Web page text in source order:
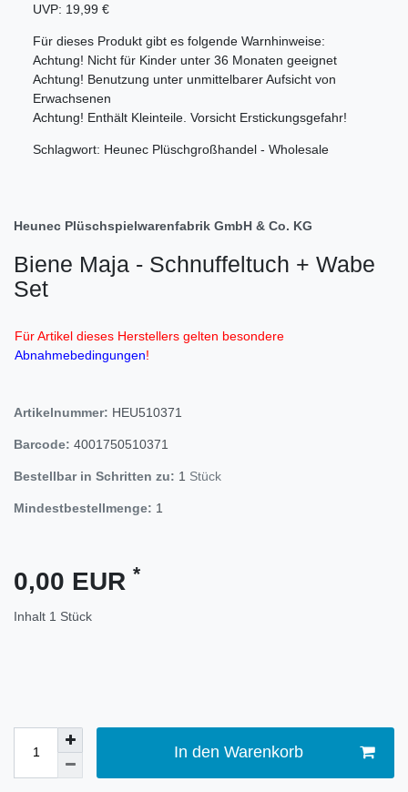
UVP: 19,99 €
Für dieses Produkt gibt es folgende Warnhinweise:
Achtung! Nicht für Kinder unter 36 Monaten geeignet
Achtung! Benutzung unter unmittelbarer Aufsicht von
Erwachsenen
Achtung! Enthält Kleinteile. Vorsicht Erstickungsgefahr!
Schlagwort: Heunec Plüschgroßhandel - Wholesale
Heunec Plüschspielwarenfabrik GmbH & Co. KG
Biene Maja - Schnuffeltuch + Wabe
Set
Für Artikel dieses Herstellers gelten besondere
Abnahmebedingungen!
Artikelnummer: HEU510371
Barcode: 4001750510371
Bestellbar in Schritten zu: 1 Stück
Mindestbestellmenge: 1
0,00 EUR *
Inhalt 1 Stück
In den Warenkorb